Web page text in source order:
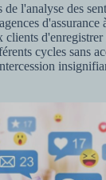
de l'analyse des
d'assurance
clients d'enregistrer
cycles sans